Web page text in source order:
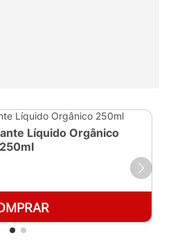
Líquido Orgânico
250ml